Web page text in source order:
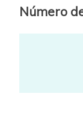
Número